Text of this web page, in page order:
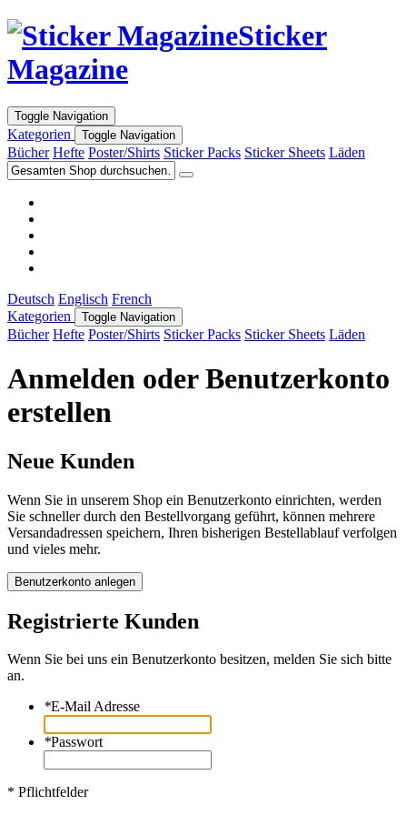
Sticker
Magazine
Toggle Navigation
Kategorien Toggle Navigation
Bücher Hefte Poster/Shirts Sticker Packs Sticker Sheets Läden
Deutsch Englisch French
Kategorien
Toggle Navigation
Bücher Hefte Poster/Shirts Sticker Packs Sticker Sheets Läden
Anmelden oder Benutzerkonto
erstellen
Neue Kunden
Wenn Sie in unserem Shop ein Benutzerkonto einrichten, werden
Sie schneller durch den Bestellvorgang geführt, können mehrere
Versandadressen speichern, Ihren bisherigen Bestellablauf verfolgen
und vieles mehr.
Benutzerkonto anlegen
Registrierte Kunden
Wenn Sie bei uns ein Benutzerkonto besitzen, melden Sie sich bitte
an.
*E-Mail Adresse
*Passwort
* Pflichtfelder